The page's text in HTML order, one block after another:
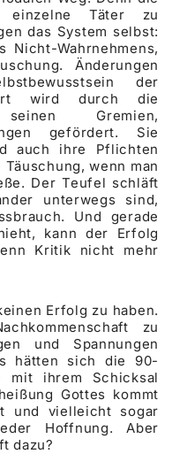
Täter zu
das System selbst:
Nicht-Wahrnehmens,
Änderungen
der
wird durch die
Gremien,
gefördert. Sie
auch ihre Pflichten
wenn man
Der Teufel schläft
unterwegs sind,
Und gerade
kann der Erfolg
Kritik nicht mehr
Erfolg zu haben.
zu
und Spannungen
hätten sich die 90-
mit ihrem Schicksal
Gottes kommt
und vielleicht sogar
Hoffnung. Aber
dazu?